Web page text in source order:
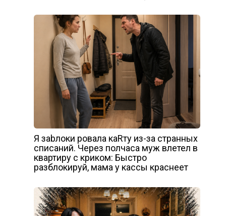
Я заbлоки ровала каRту из-за странных
списаний. Через полчаса муж влетел в
квартиру с криком: Быстро
разблокируй, мама у кассы краснеет